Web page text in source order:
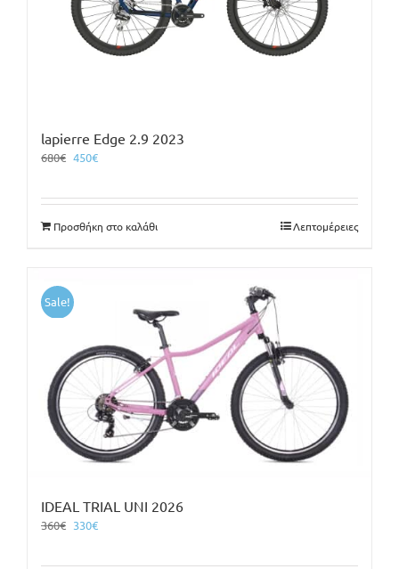
lapierre Edge 2.9 2023
680€ Original
680€.
450€Η
είναι:
450€.
Προσθήκη στο καλάθι Λεπτομέρειες
Sale!
IDEAL TRIAL UNI 2026
360€ Original
330€Η